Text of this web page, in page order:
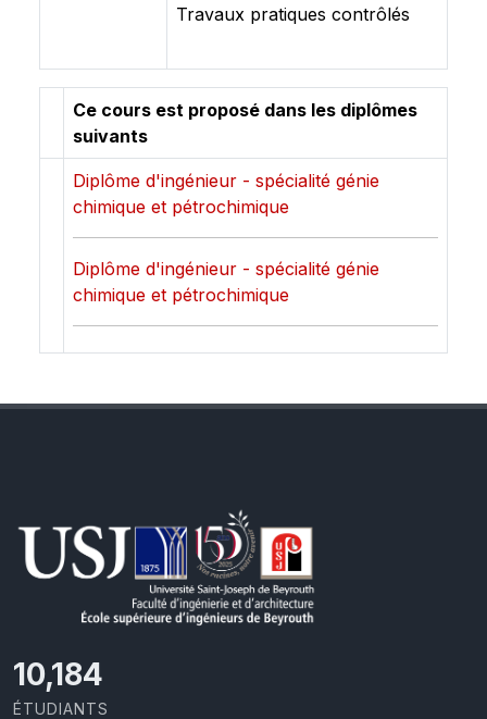
Travaux pratiques contrôlés
Ce cours est proposé dans les diplômes
suivants
Diplôme d'ingénieur - spécialité génie
chimique et pétrochimique
Diplôme d'ingénieur - spécialité génie
chimique et pétrochimique
10,801
ÉTUDIANTS